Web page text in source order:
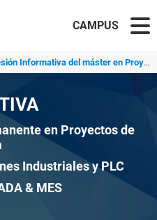
CAMPUS
Informativa del máster en Proyectos de Automatizac...
en Proyectos de
Industriales y PLC
& MES